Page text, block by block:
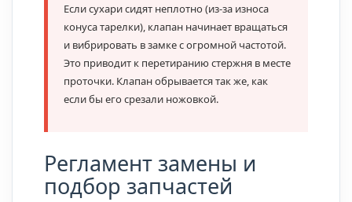
Если сухари сидят неплотно (из-за износа
конуса тарелки), клапан начинает вращаться
и вибрировать в замке с огромной частотой.
Это приводит к перетиранию стержня в месте
проточки. Клапан обрывается так же, как
если бы его срезали ножовкой.
Регламент замены и
подбор запчастей